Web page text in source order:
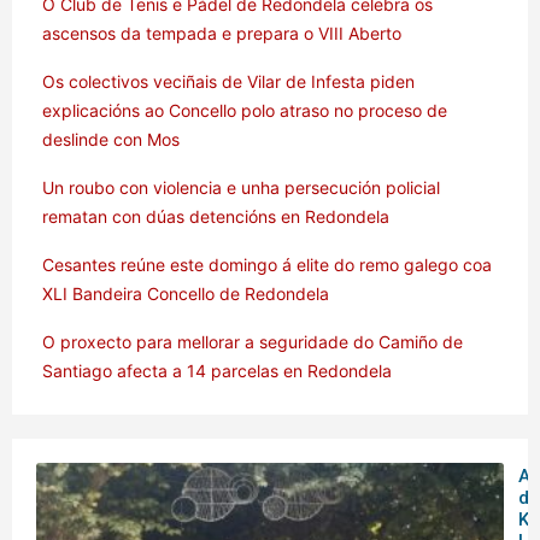
O Club de Tenis e Pádel de Redondela celebra os
ascensos da tempada e prepara o VIII Aberto
Os colectivos veciñais de Vilar de Infesta piden
explicacións ao Concello polo atraso no proceso de
deslinde con Mos
Un roubo con violencia e unha persecución policial
rematan con dúas detencións en Redondela
Cesantes reúne este domingo á elite do remo galego coa
XLI Bandeira Concello de Redondela
O proxecto para mellorar a seguridade do Camiño de
Santiago afecta a 14 parcelas en Redondela